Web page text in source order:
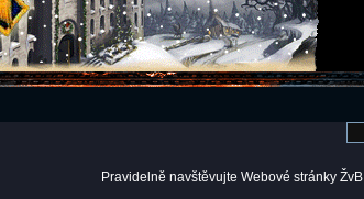
Pravidelně navštěvujte Webové stránky ŽvB